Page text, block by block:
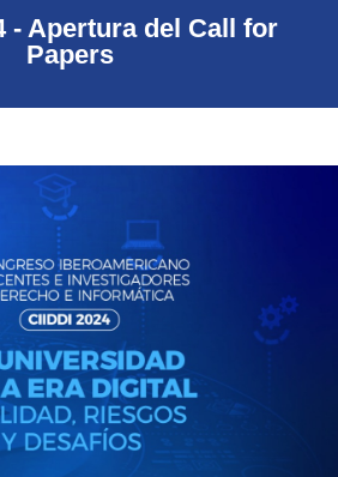
- Apertura del Call for
Papers